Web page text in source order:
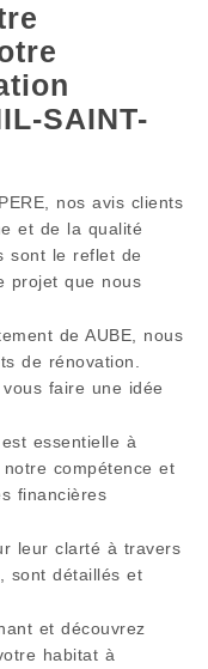
SAINT-
nos avis clients
et de la qualité
sont le reflet de
projet que nous
de AUBE, nous
de rénovation.
faire une idée
essentielle à
notre compétence et
financières
leur clarté à travers
sont détaillés et
et découvrez
habitat à